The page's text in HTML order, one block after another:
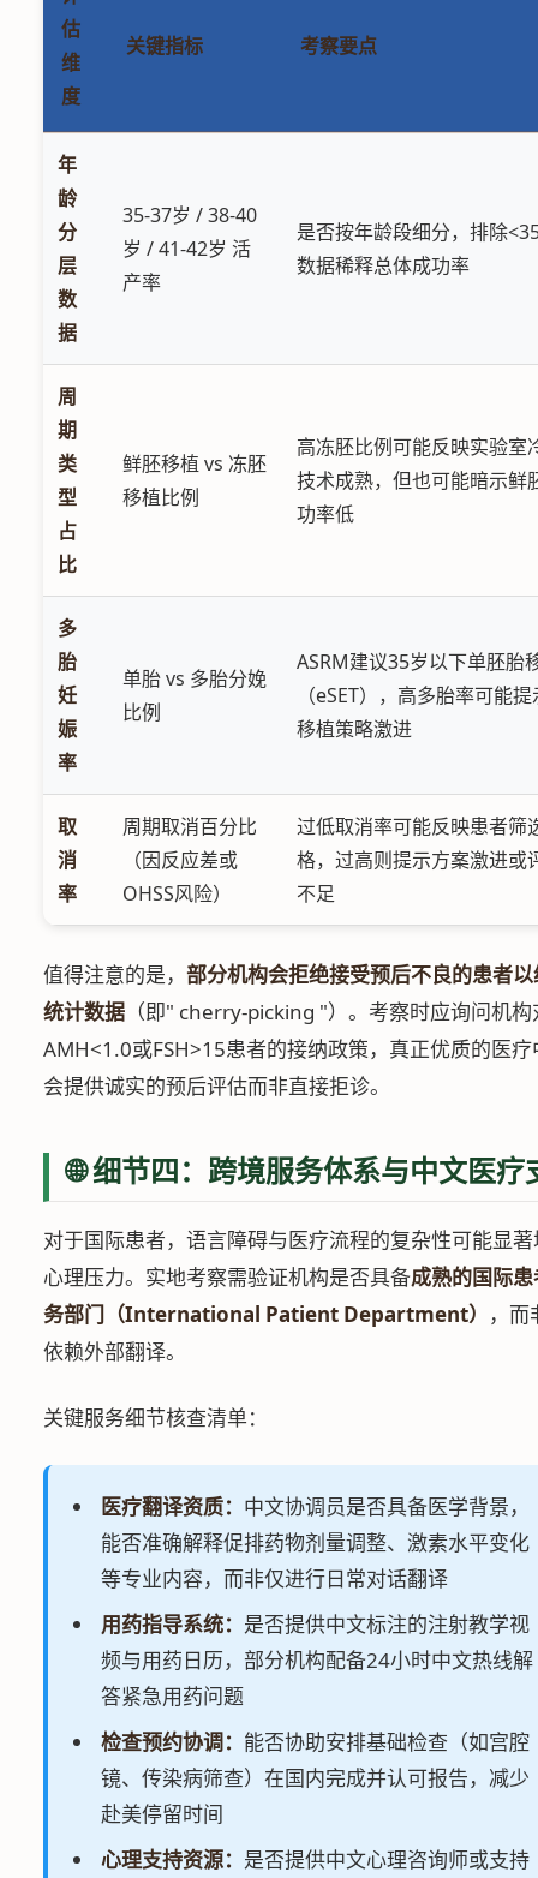
估
维
度
关键指标 考察要点
年
龄
分
层
数
据
35-37岁 / 38-40
岁 / 41-42岁 活
产率
是否按年龄段细分，排除
数据稀释总体成功率
周
期
类
型
占
比
鲜胚移植 vs 冻胚
移植比例
高冻胚比例可能反映实验室
技术成熟，但也可能暗示鲜
功率低
多
胎
妊
娠
率
单胎 vs 多胎分娩
比例
ASRM建议35岁以下单胚胎
（eSET），高多胎率可能提
移植策略激进
取
消
率
周期取消百分比
（因反应差或
OHSS风险）
过低取消率可能反映患者筛
格，过高则提示方案激进或
不足
值得注意的是， 部分机构会拒绝接受预后不良的患者
统计数据 （即" cherry-picking "）。考察时应询问机构
AMH<1.0或FSH>15患者的接纳政策，真正优质的医疗
会提供诚实的预后评估而非直接拒诊。
🌐 细节四：跨境服务体系与中文医疗
对于国际患者，语言障碍与医疗流程的复杂性可能显
心理压力。实地考察需验证机构是否具备成熟的国际
务部门（International Patient Department）
，而
依赖外部翻译。
关键服务细节核查清单：
医疗翻译资质： 中文协调员是否具备医学背景，
能否准确解释促排药物剂量调整、激素水平变化
等专业内容，而非仅进行日常对话翻译
用药指导系统： 是否提供中文标注的注射教学视
频与用药日历，部分机构配备24小时中文热线解
答紧急用药问题
检查预约协调： 能否协助安排基础检查（如宫腔
镜、传染病筛查）在国内完成并认可报告，减少
赴美停留时间
心理支持资源： 是否提供中文心理咨询师或支持